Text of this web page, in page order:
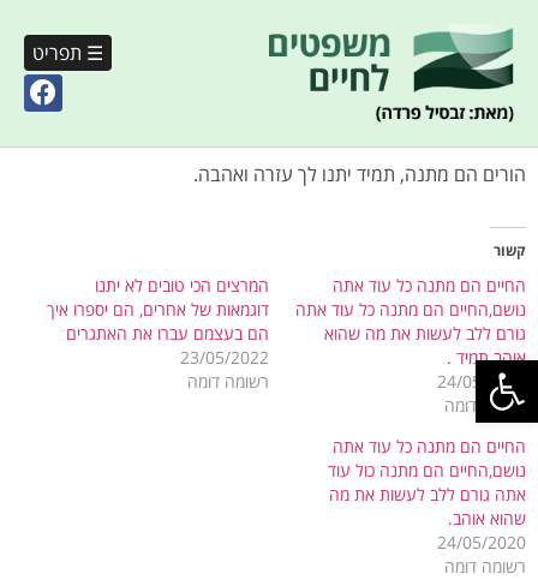
פתח סרגל נגישות
☰ תפריט
הורים הם מתנה, תמיד יתנו לך עזרה ואהבה.
קשור
החיים הם מתנה כל עוד אתה
נושם,החיים הם מתנה כל עוד אתה
גורם ללב לעשות את מה שהוא
אוהב תמיד .
24/05/2020
רשומה דומה
המרצים הכי טובים לא יתנו
דוגמאות של אחרים, הם יספרו איך
הם בעצמם עברו את האתגרים
23/05/2022
רשומה דומה
החיים הם מתנה כל עוד אתה
נושם,החיים הם מתנה כול עוד
אתה גורם ללב לעשות את מה
שהוא אוהב.
24/05/2020
רשומה דומה